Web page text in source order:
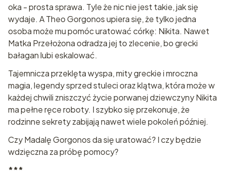
oka - prosta sprawa. Tyle że nic nie jest takie, jak się
wydaje. A Theo Gorgonos upiera się, że tylko jedna
osoba może mu pomóc uratować córkę: Nikita. Nawet
Matka Przełożona odradza jej to zlecenie, bo grecki
bałagan lubi eskalować.
Tajemnicza przeklęta wyspa, mity greckie i mroczna
magia, legendy sprzed stuleci oraz klątwa, która może w
każdej chwili zniszczyć życie porwanej dziewczyny Nikita
ma pełne ręce roboty. I szybko się przekonuje, że
rodzinne sekrety zabijają nawet wiele pokoleń później.
Czy Madalę Gorgonos da się uratować? I czy będzie
wdzięczna za próbę pomocy?
***